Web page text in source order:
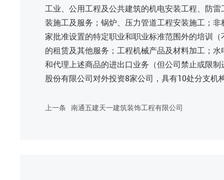
工业、公用工程及公共建筑的机电安装工程、防
装施工及服务；锅炉、压力管道工程安装施工；
家批准设置的特定职业和职业标准范围外的培训
的租赁及其他服务；工程机械产品及材料加工；
和代理上述商品的进出口业务（但公司禁止或限
股份有限公司对外投资8家公司，具有10处分支机
上一条 南通五建天一建筑装饰工程有限公司